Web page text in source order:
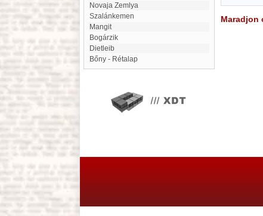
Novaja Zemlya
Szalánkemen
Mangit
Bogárzik
Dietleib
Bőny - Rétalap
Maradjon